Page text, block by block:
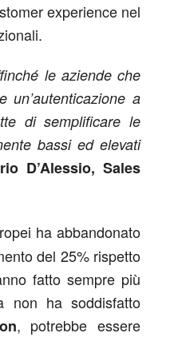
experience nel
le aziende che
a
di semplificare le
bassi ed elevati
D’Alessio, Sales
ha abbandonato
del 25% rispetto
fatto sempre più
non ha soddisfatto
, potrebbe essere